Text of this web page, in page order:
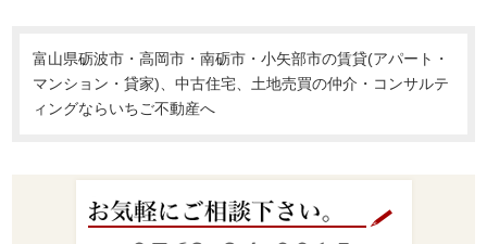
富山県砺波市・高岡市・南砺市・小矢部市の賃貸(アパート・
マンション・貸家)、中古住宅、土地売買の仲介・コンサルテ
ィングならいちご不動産へ